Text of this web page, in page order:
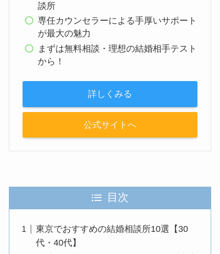
談所
専任カウンセラーによる手厚いサポート
が最大の魅力
まずは無料相談・理想の結婚相手テスト
から！
詳しくみる
公式サイトへ
目次
東京でおすすめの結婚相談所10選【30
代・40代】